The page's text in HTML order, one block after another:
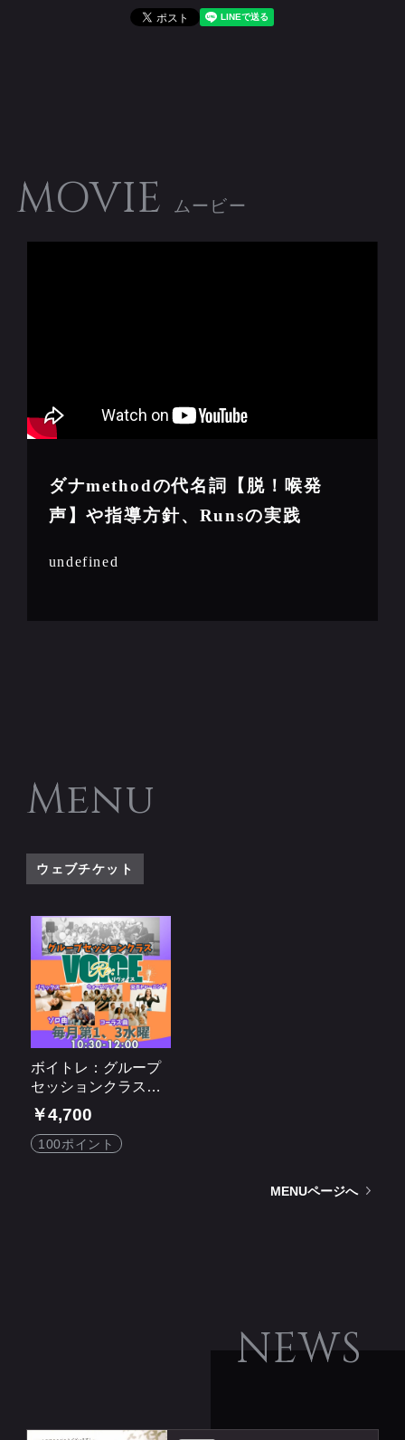
MOVIE
ダナmethodの代名詞【脱！喉発
声】や指導方針、Runsの実践
undefined
Menu
ウェブチケット
ボイトレ：グループ
セッションクラス
《Re:VOICE》Deeol
y Sounds by DONNA
￥4,700
100ポイント
MENUページへ
NEWS